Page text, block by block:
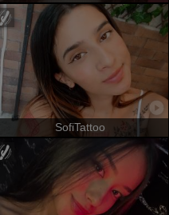
SofiTattoo